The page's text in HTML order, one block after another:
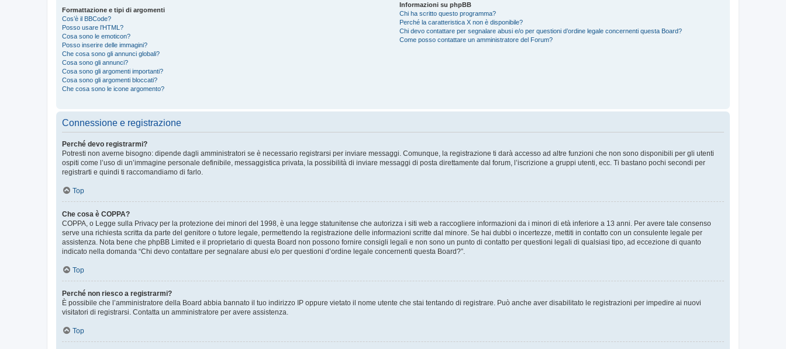
Formattazione e tipi di argomenti
Cos’è il BBCode?
Posso usare l’HTML?
Cosa sono le emoticon?
Posso inserire delle immagini?
Che cosa sono gli annunci globali?
Cosa sono gli annunci?
Cosa sono gli argomenti importanti?
Cosa sono gli argomenti bloccati?
Che cosa sono le icone argomento?
Informazioni su phpBB
Chi ha scritto questo programma?
Perché la caratteristica X non è disponibile?
Chi devo contattare per segnalare abusi e/o per questioni d’ordine legale concernenti questa Board?
Come posso contattare un amministratore del Forum?
Connessione e registrazione
Perché devo registrarmi?
Potresti non averne bisogno: dipende dagli amministratori se è necessario registrarsi per inviare messaggi. Comunque, la registrazione ti darà accesso ad altre funzioni che non sono disponibili per gli utenti
ospiti come l’uso di un’immagine personale definibile, messaggistica privata, la possibilità di inviare messaggi di posta direttamente dal forum, l’iscrizione a gruppi utenti, ecc. Ti bastano pochi secondi per
registrarti e quindi ti raccomandiamo di farlo.
Top
Che cosa è COPPA?
COPPA, o Legge sulla Privacy per la protezione dei minori del 1998, è una legge statunitense che autorizza i siti web a raccogliere informazioni da i minori di età inferiore a 13 anni. Per avere tale consenso
serve una richiesta scritta da parte del genitore o tutore legale, permettendo la registrazione delle informazioni scritte dal minore. Se hai dubbi o incertezze, mettiti in contatto con un consulente legale per
assistenza. Nota bene che phpBB Limited e il proprietario di questa Board non possono fornire consigli legali e non sono un punto di contatto per questioni legali di qualsiasi tipo, ad eccezione di quanto
indicato nella domanda “Chi devo contattare per segnalare abusi e/o per questioni d’ordine legale concernenti questa Board?”.
Top
Perché non riesco a registrarmi?
È possibile che l’amministratore della Board abbia bannato il tuo indirizzo IP oppure vietato il nome utente che stai tentando di registrare. Può anche aver disabilitato le registrazioni per impedire ai nuovi
visitatori di registrarsi. Contatta un amministratore per avere assistenza.
Top